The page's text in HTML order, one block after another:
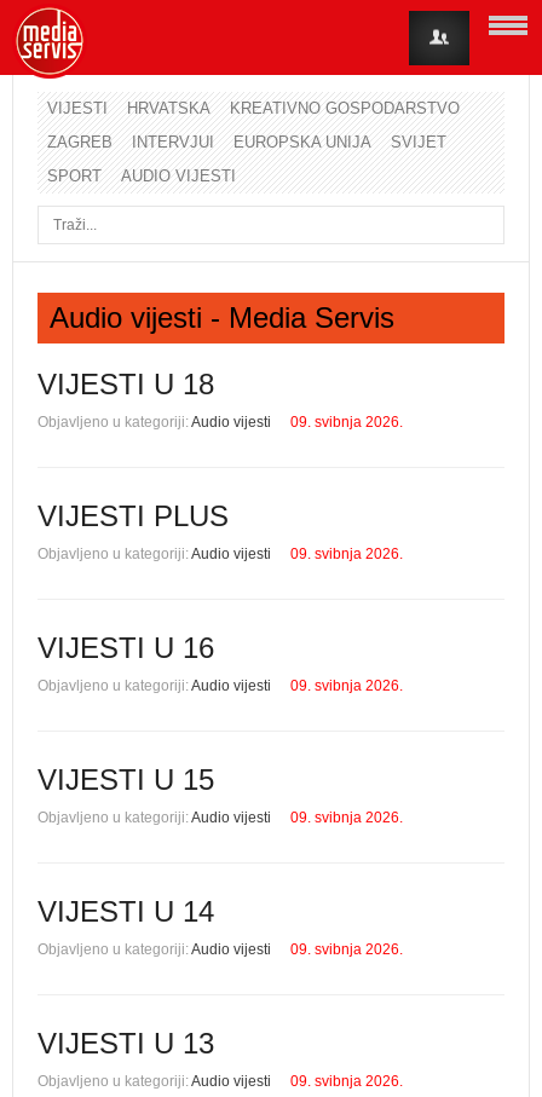
VIJESTI HRVATSKA
KREATIVNO GOSPODARSTVO
ZAGREB
INTERVJUI EUROPSKA UNIJA
SVIJET
SPORT
AUDIO VIJESTI
Audio vijesti - Media Servis
VIJESTI U 18
Objavljeno u kategoriji:Audio vijesti 09. svibnja 2026.
VIJESTI PLUS
Objavljeno u kategoriji:Audio vijesti 09. svibnja 2026.
VIJESTI U 16
Objavljeno u kategoriji:Audio vijesti 09. svibnja 2026.
VIJESTI U 15
Objavljeno u kategoriji:Audio vijesti 09. svibnja 2026.
VIJESTI U 14
Objavljeno u kategoriji:Audio vijesti 09. svibnja 2026.
VIJESTI U 13
Objavljeno u kategoriji:Audio vijesti 09. svibnja 2026.
Korisničko ime
Lozinka
Zaboravili ste lozinku?